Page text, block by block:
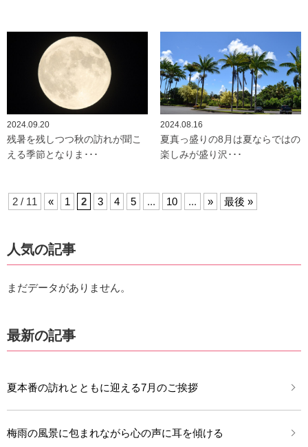
2024.09.20
残暑を残しつつ秋の訪れが聞こ
える季節となりま･･･
2024.08.16
夏真っ盛りの8月は夏ならではの
楽しみが盛り沢･･･
2 / 11 « 1 2 3 4 5 ... 10 ... » 最後 »
人気の記事
まだデータがありません。
最新の記事
夏本番の訪れとともに迎える7月のご挨拶
梅雨の風景に包まれながら心の声に耳を傾ける